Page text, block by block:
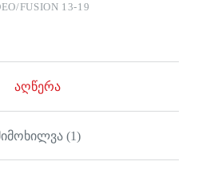
FUSION 13-19
აღწერა
(1)